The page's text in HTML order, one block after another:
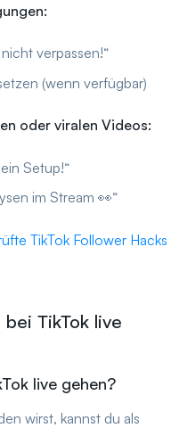
verpassen!“
(wenn verfügbar)
oder viralen Videos:
Setup!“
im Stream 👀“
TikTok Follower Hacks
TikTok live
live gehen?
wirst, kannst du als